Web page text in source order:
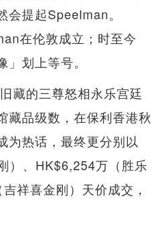
提起Speelman。
在伦敦成立；时至今
划上等号。
藏的三尊怒相永乐宫廷
藏品级数，在保利香港秋
为热话，最终更分别以
）、HK$6,254万（胜乐
祥喜金刚）天价成交，